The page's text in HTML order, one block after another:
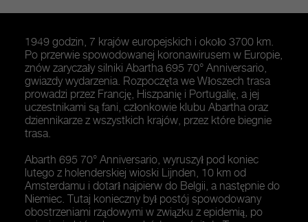
1949 godzin, 7 krajów europejskich i około 3700 km.
Po przerwie spowodowanej koronawirusem w Europie,
znów zaryczały silniki Abartha 695 70° Anniversario,
gwiazdy wydarzenia. Rozpoczęta we Włoszech trasa
prowadzi przez Francję, Hiszpanię i Portugalię, a jej
uczestnikami są fani, członkowie klubu Abartha oraz
dziennikarze z wszystkich krajów, przez które biegnie
trasa.
Abarth 695 70° Anniversario, wyruszył pod koniec
lutego z holenderskiej wioski Lijnden, 10 km od
Amsterdamu i dotarł najpierw do Belgii, a następnie do
Niemiec. Tutaj konieczny był postój spowodowany
obostrzeniami rządowymi w związku z epidemią, po